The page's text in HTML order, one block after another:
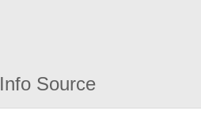
Info Source